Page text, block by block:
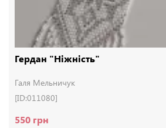
Гердан "Ніжність"
Галя Мельничук
[ID:011080]
550 грн